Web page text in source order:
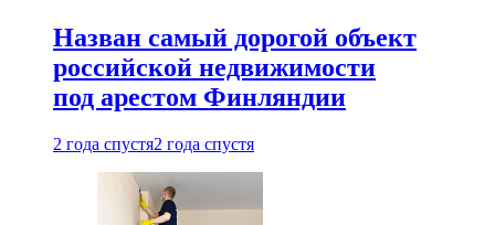
Назван самый дорогой объект
российской недвижимости
под арестом Финляндии
2 года спустя2 года спустя